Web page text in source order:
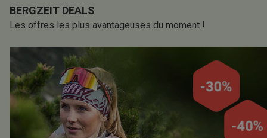
BERGZEIT DEALS
Les offres les plus avantageuses du moment !